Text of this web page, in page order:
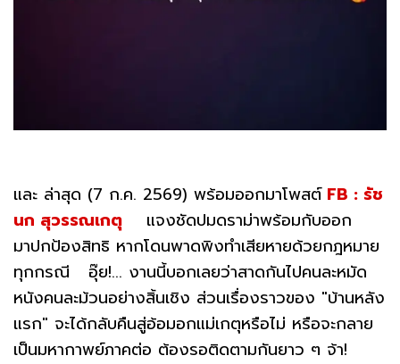
และ ล่าสุด (7 ก.ค. 2569) พร้อมออกมาโพสต์FB : รัช
นก สุวรรณเกตุ
แจงชัดปมดราม่าพร้อมกับออก
มาปกป้องสิทธิ หากโดนพาดพิงทำเสียหายด้วยกฎหมาย
ทุกกรณี อุ๊ย!... งานนี้บอกเลยว่าสาดกันไปคนละหมัด
หนังคนละม้วนอย่างสิ้นเชิง ส่วนเรื่องราวของ "บ้านหลัง
แรก" จะได้กลับคืนสู่อ้อมอกแม่เกตุหรือไม่ หรือจะกลาย
เป็นมหากาพย์ภาคต่อ ต้องรอติดตามกันยาว ๆ จ้า!